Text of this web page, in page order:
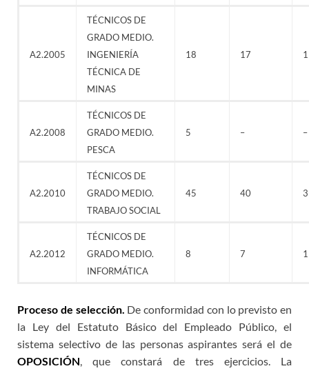
A2.2005
TÉCNICOS DE
GRADO MEDIO.
INGENIERÍA
TÉCNICA DE
MINAS
18 17 1
A2.2008
TÉCNICOS DE
GRADO MEDIO.
PESCA
5 – –
A2.2010
TÉCNICOS DE
GRADO MEDIO.
TRABAJO SOCIAL
45 40 3
A2.2012
TÉCNICOS DE
GRADO MEDIO.
INFORMÁTICA
8 7 1
Proceso de selección. De conformidad con lo previsto en
la Ley del Estatuto Básico del Empleado Público, el
sistema selectivo de las personas aspirantes será el de
OPOSICIÓN , que constará de tres ejercicios. La